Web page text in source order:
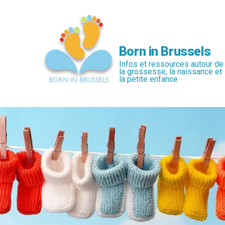
Born in Brussels
Infos et ressources autour de
la grossesse, la naissance et
la petite enfance